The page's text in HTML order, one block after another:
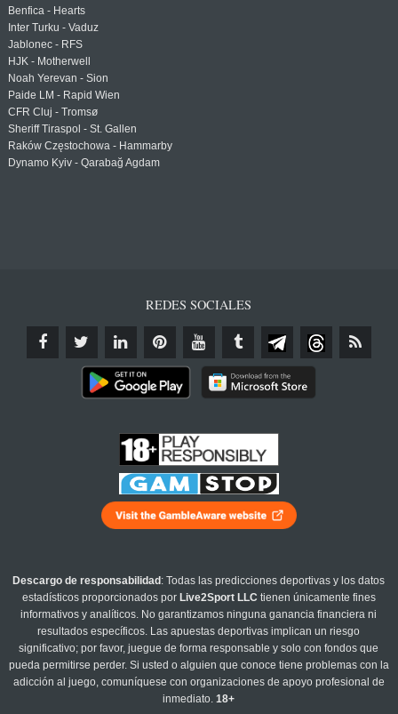
Benfica - Hearts
Inter Turku - Vaduz
Jablonec - RFS
HJK - Motherwell
Noah Yerevan - Sion
Paide LM - Rapid Wien
CFR Cluj - Tromsø
Sheriff Tiraspol - St. Gallen
Raków Częstochowa - Hammarby
Dynamo Kyiv - Qarabağ Agdam
REDES SOCIALES
Descargo de responsabilidad : Todas las predicciones deportivas y los datos
estadísticos proporcionados por Live2Sport LLC tienen únicamente fines
informativos y analíticos. No garantizamos ninguna ganancia financiera ni
resultados específicos. Las apuestas deportivas implican un riesgo
significativo; por favor, juegue de forma responsable y solo con fondos que
pueda permitirse perder. Si usted o alguien que conoce tiene problemas con la
adicción al juego, comuníquese con organizaciones de apoyo profesional de
inmediato.18+